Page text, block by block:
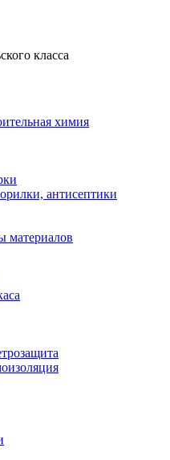
класса
химия
антисептики
материалов